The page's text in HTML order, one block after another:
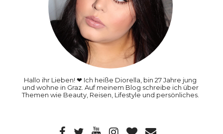
Hallo ihr Lieben! ❤ Ich heiße Diorella, bin 27 Jahre jung
und wohne in Graz. Auf meinem Blog schreibe ich über
Themen wie Beauty, Reisen, Lifestyle und persönliches.